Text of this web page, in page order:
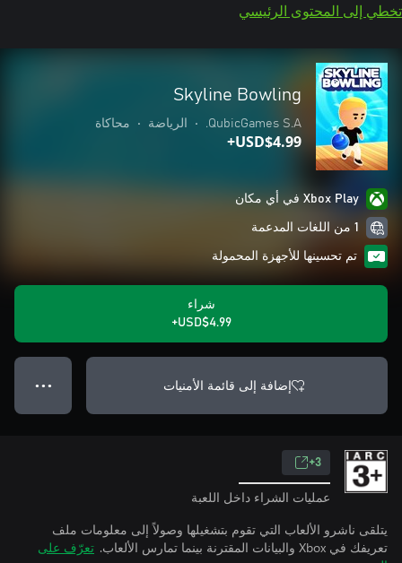
تخطي إلى المحتوى الرئيسي
Skyline Bowling
QubicGames S.A.
• الرياضة • محاكاة
USD$4.99+
Xbox Play في أي مكان
1 من اللغات المدعمة
تم تحسينها للأجهزة المحمولة
شراء
USD$4.99+
إضافة إلى قائمة الأمنيات ● ● ●
3+
عمليات الشراء داخل اللعبة
يتلقى ناشرو الألعاب التي تقوم بتشغيلها وصولاً إلى معلومات ملف
تعريفك في Xbox والبيانات المقترنة بينما تمارس الألعاب.
تعرّف على